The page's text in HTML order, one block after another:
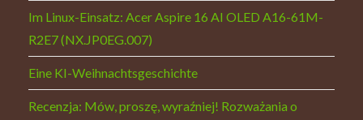
Im Linux-Einsatz: Acer Aspire 16 AI OLED A16-61M-
R2E7 (NX.JP0EG.007)
Eine KI-Weihnachtsgeschichte
Recenzja: Mów, proszę, wyraźniej! Rozważania o